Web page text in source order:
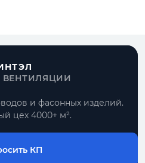
и фасонных изделий.
цех 4000+ м².
КП